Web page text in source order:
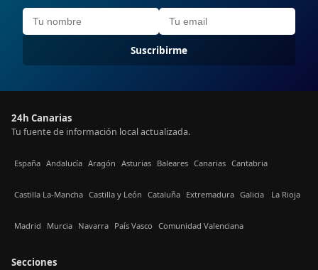
Suscribirme
24h Canarias
Tu fuente de información local actualizada.
España Andalucía Aragón Asturias Baleares Canarias Cantabria
Castilla La-Mancha Castilla y León Cataluña Extremadura Galicia La Rioja
Madrid Murcia Navarra País Vasco Comunidad Valenciana
Secciones